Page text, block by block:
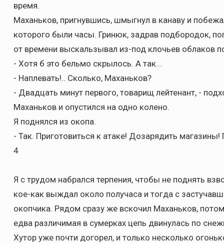
время.
Маханьков, пригнувшись, шмыгнул в канаву и
которого были часы. Гринюк, задрав подбородок,
от времени выскальзывал из-под клочьев облаков
- Хотя б это бельмо скрылось. А так...
- Наплевать!.. Сколько, Маханьков?
- Двадцать минут первого, товарищ лейтенант, -
Маханьков и опустился на одно колено.
Я поднялся из окопа.
- Так. Приготовиться к атаке! Дозарядить магазины!
4
Я с трудом набрался терпения, чтобы не поднять
кое-как выждал около получаса и тогда с
окопчика. Рядом сразу же вскочил Маханьков,
едва различимая в сумерках цепь двинулась по
Хутор уже почти догорел, и только несколько